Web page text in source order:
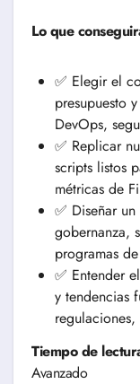
Lo que
✅ Elegir el
presupuesto
DevOps,
✅ Replicar
scripts listos
métricas de
✅ Diseñar
gobernanza,
programas
✅ Entender
y tendencias
Tiempo de
Avanzado